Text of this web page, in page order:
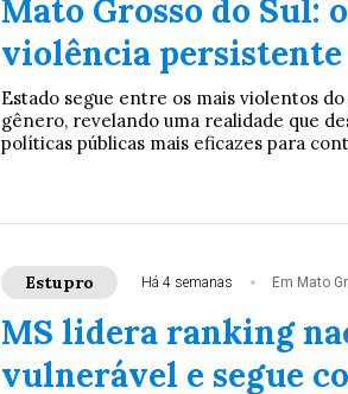
Mato Grosso do Sul:
violência persistente
Estado segue entre os mais violentos
gênero, revelando uma realidade que
políticas públicas mais eficazes para
Estupro Há 4 semanas Em Mato
MS lidera ranking
vulnerável e segue